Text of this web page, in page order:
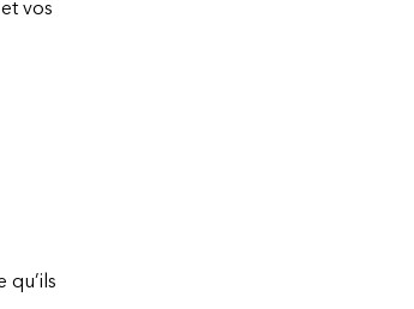
vos
qu’ils